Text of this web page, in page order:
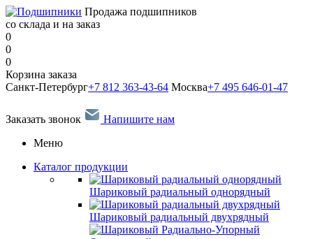
Продажа подшипников
со склада и на заказ
0
0
0
Корзина заказа
Санкт-Петербург+7 812 363-43-64 Москва+7 495 646-01-47
Заказать звонок
Напишите нам
Меню
Каталог продукции
Шариковый радиальный однорядный
Шариковый радиальный двухрядный